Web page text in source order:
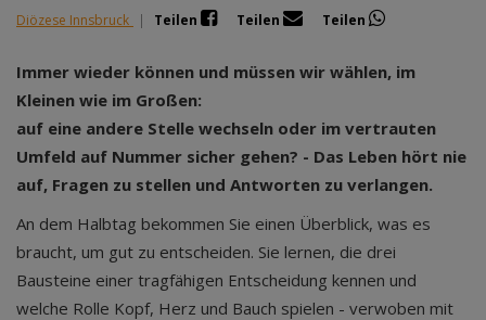
Diözese Innsbruck | Teilen Teilen Teilen
Immer wieder können und müssen wir wählen, im
Kleinen wie im Großen:
auf eine andere Stelle wechseln oder im vertrauten
Umfeld auf Nummer sicher gehen? - Das Leben hört nie
auf, Fragen zu stellen und Antworten zu verlangen.
An dem Halbtag bekommen Sie einen Überblick, was es
braucht, um gut zu entscheiden. Sie lernen, die drei
Bausteine einer tragfähigen Entscheidung kennen und
welche Rolle Kopf, Herz und Bauch spielen - verwoben mit